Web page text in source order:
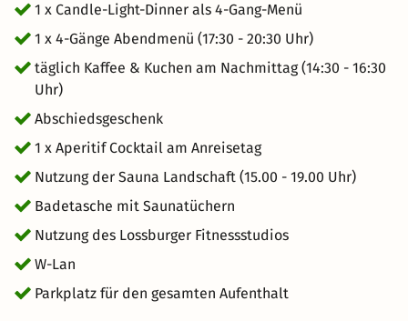
1 x Candle-Light-Dinner als 4-Gang-Menü
1 x 4-Gänge Abendmenü (17:30 - 20:30 Uhr)
täglich Kaffee & Kuchen am Nachmittag (14:30 - 16:30
Uhr)
Abschiedsgeschenk
1 x Aperitif Cocktail am Anreisetag
Nutzung der Sauna Landschaft (15.00 - 19.00 Uhr)
Badetasche mit Saunatüchern
Nutzung des Lossburger Fitnessstudios
W-Lan
Parkplatz für den gesamten Aufenthalt